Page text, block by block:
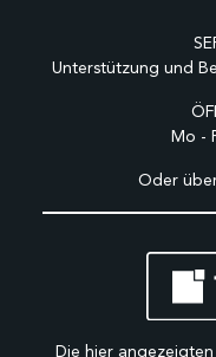
Unterstützung und
Mo -
Oder
Die hier